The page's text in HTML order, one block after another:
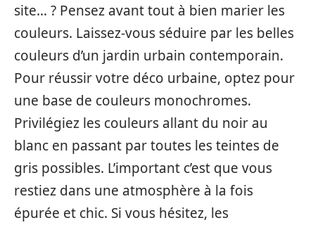
site… ? Pensez avant tout à bien marier les
couleurs. Laissez-vous séduire par les belles
couleurs d’un jardin urbain contemporain.
Pour réussir votre déco urbaine, optez pour
une base de couleurs monochromes.
Privilégiez les couleurs allant du noir au
blanc en passant par toutes les teintes de
gris possibles. L’important c’est que vous
restiez dans une atmosphère à la fois
épurée et chic. Si vous hésitez, les